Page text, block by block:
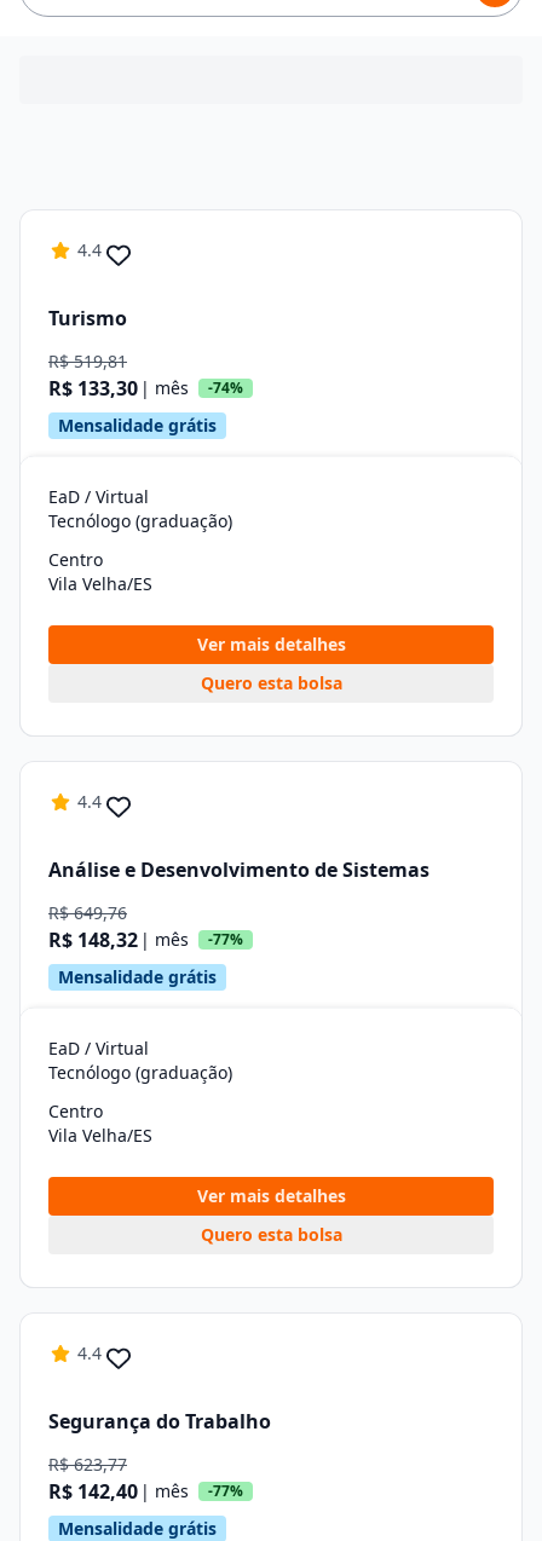
4.4
Turismo
R$ 519,81
R$ 133,30 | mês -74%
Mensalidade grátis
EaD / Virtual
Tecnólogo (graduação)
Centro
Vila Velha/ES
Ver mais detalhes
Quero esta bolsa
4.4
Análise e Desenvolvimento de Sistemas
R$ 649,76
R$ 148,32 | mês -77%
Mensalidade grátis
EaD / Virtual
Tecnólogo (graduação)
Centro
Vila Velha/ES
Ver mais detalhes
Quero esta bolsa
4.4
Segurança do Trabalho
R$ 623,77
R$ 142,40 | mês -77%
Mensalidade grátis